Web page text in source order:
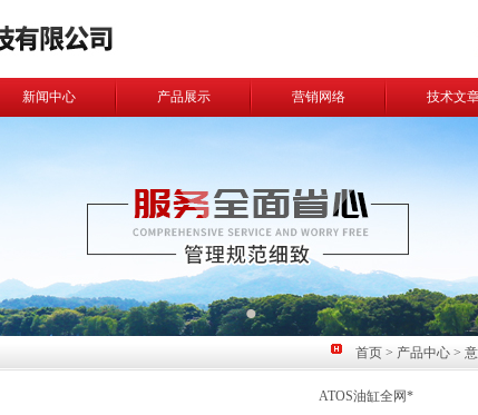
新闻中心 产品展示 营销网络 技术文
首页 > 产品中心 >
ATOS油缸全网*